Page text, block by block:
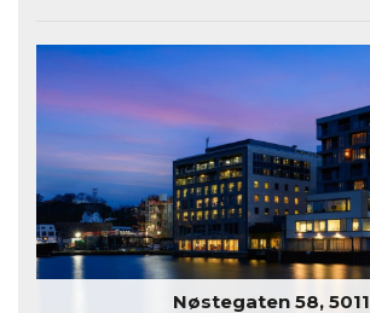
Nøstegaten 58, 5011